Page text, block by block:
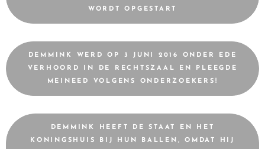
WORDT OPGESTART
DEMMINK WERD OP 3 JUNI 2016 ONDER EDE
VERHOORD IN DE RECHTSZAAL EN PLEEGDE
MEINEED VOLGENS ONDERZOEKERS!
DEMMINK HEEFT DE STAAT EN HET
KONINGSHUIS BIJ HUN BALLEN, OMDAT HIJ